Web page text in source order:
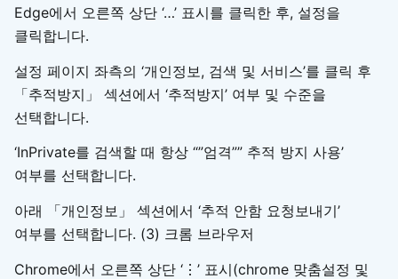
Edge에서 오른쪽 상단 ‘…’ 표시를 클릭한 후, 설정을
클릭합니다.
설정 페이지 좌측의 ‘개인정보, 검색 및 서비스’를 클릭 후
「추적방지」 섹션에서 ‘추적방지’ 여부 및 수준을
선택합니다.
‘InPrivate를 검색할 때 항상 “”엄격”” 추적 방지 사용’
여부를 선택합니다.
아래 「개인정보」 섹션에서 ‘추적 안함 요청보내기’
여부를 선택합니다. (3) 크롬 브라우저
Chrome에서 오른쪽 상단 ‘⋮’ 표시(chrome 맞춤설정 및